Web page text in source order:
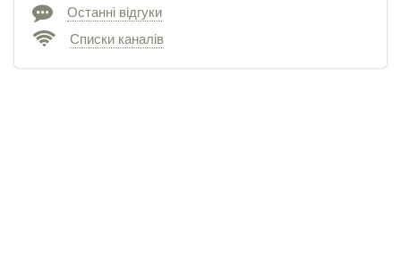
Останні відгуки
Списки каналів